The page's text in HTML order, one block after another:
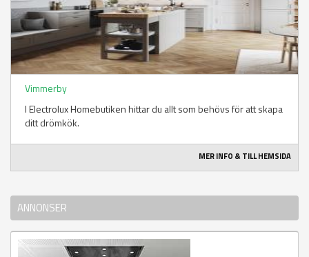
Vimmerby
I Electrolux Homebutiken hittar du allt som behövs för att skapa
ditt drömkök.
MER INFO & TILL HEMSIDA
ANNONSER